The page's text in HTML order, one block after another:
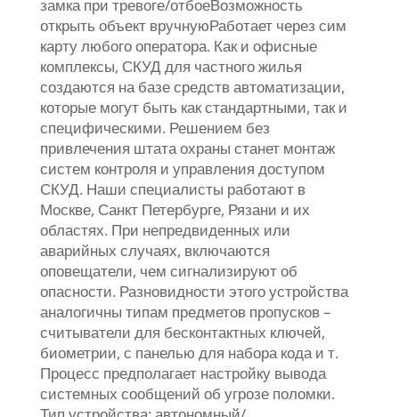
замка при тревоге/отбоеВозможность
открыть объект вручнуюРаботает через сим
карту любого оператора. Как и офисные
комплексы, СКУД для частного жилья
создаются на базе средств автоматизации,
которые могут быть как стандартными, так и
специфическими. Решением без
привлечения штата охраны станет монтаж
систем контроля и управления доступом
СКУД. Наши специалисты работают в
Москве, Санкт Петербурге, Рязани и их
областях. При непредвиденных или
аварийных случаях, включаются
оповещатели, чем сигнализируют об
опасности. Разновидности этого устройства
аналогичны типам предметов пропусков –
считыватели для бесконтактных ключей,
биометрии, с панелью для набора кода и т.
Процесс предполагает настройку вывода
системных сообщений об угрозе поломки.